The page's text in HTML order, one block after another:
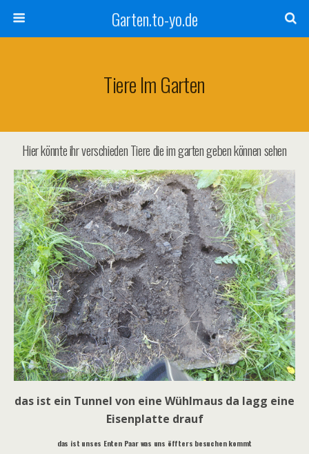
Garten.to-yo.de
Tiere Im Garten
Hier könnte ihr verschieden Tiere die im garten geben können sehen
das ist ein Tunnel von eine Wühlmaus da lagg eine
Eisenplatte drauf
das ist unses Enten Paar was uns öffters besuchen kommt